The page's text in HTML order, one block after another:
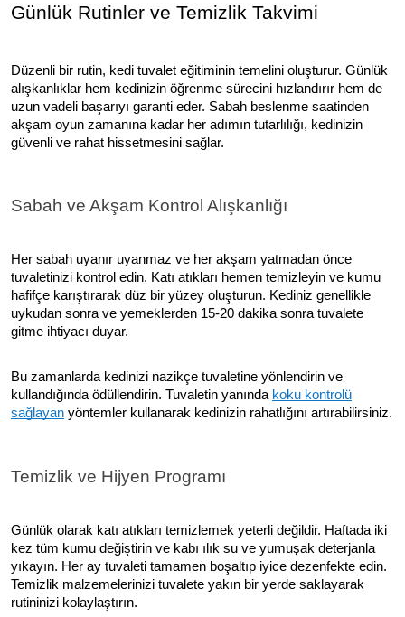
Günlük Rutinler ve Temizlik Takvimi
Düzenli bir rutin, kedi tuvalet eğitiminin temelini oluşturur. Günlük
alışkanlıklar hem kedinizin öğrenme sürecini hızlandırır hem de
uzun vadeli başarıyı garanti eder. Sabah beslenme saatinden
akşam oyun zamanına kadar her adımın tutarlılığı, kedinizin
güvenli ve rahat hissetmesini sağlar.
Sabah ve Akşam Kontrol Alışkanlığı
Her sabah uyanır uyanmaz ve her akşam yatmadan önce
tuvaletinizi kontrol edin. Katı atıkları hemen temizleyin ve kumu
hafifçe karıştırarak düz bir yüzey oluşturun. Kediniz genellikle
uykudan sonra ve yemeklerden 15-20 dakika sonra tuvalete
gitme ihtiyacı duyar.
Bu zamanlarda kedinizi nazikçe tuvaletine yönlendirin ve
kullandığında ödüllendirin. Tuvaletin yanında koku kontrolü
sağlayan yöntemler kullanarak kedinizin rahatlığını artırabilirsiniz.
Temizlik ve Hijyen Programı
Günlük olarak katı atıkları temizlemek yeterli değildir. Haftada iki
kez tüm kumu değiştirin ve kabı ılık su ve yumuşak deterjanla
yıkayın. Her ay tuvaleti tamamen boşaltıp iyice dezenfekte edin.
Temizlik malzemelerinizi tuvalete yakın bir yerde saklayarak
rutininizi kolaylaştırın.